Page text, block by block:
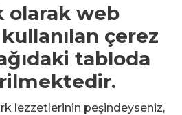
olarak web
çerez
tabloda
lezzetlerinin peşindeyseniz,